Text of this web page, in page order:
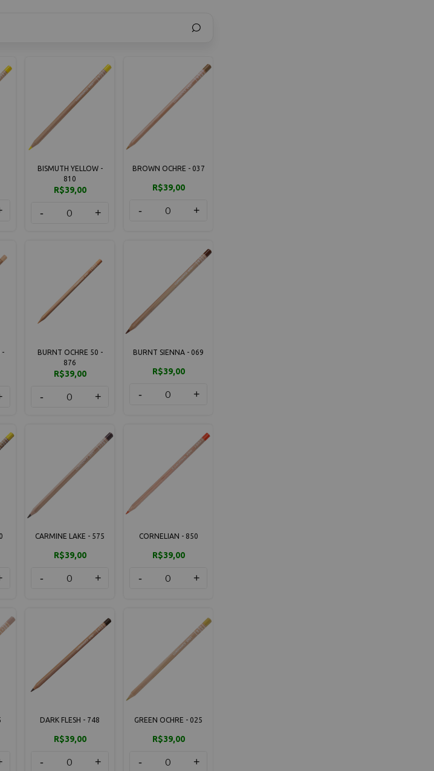
BISMUTH YELLOW -
810
R$39,00
- +
BROWN OCHRE - 037
R$39,00
- +
-
BURNT OCHRE 50 -
876
R$39,00
- +
BURNT SIENNA - 069
R$39,00
- +
CARMINE LAKE - 575
R$39,00
- +
CORNELIAN - 850
R$39,00
- +
DARK FLESH - 748
R$39,00
- +
GREEN OCHRE - 025
R$39,00
- +